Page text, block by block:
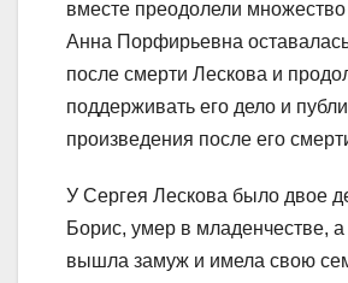
вместе преодолели множество
Анна Порфирьевна
после смерти Лескова и
поддерживать его дело и
произведения после его
У Сергея Лескова было двое
Борис, умер в младенчестве,
вышла замуж и имела свою